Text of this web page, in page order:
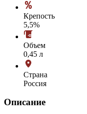
Крепость
5,5%
Объем
0,45 л
Страна
Россия
Описание